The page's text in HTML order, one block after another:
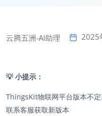
云腾五洲-AI助理 2025
💡小提示：
ThingsKit物联网平台版本不
联系客服获取新版本